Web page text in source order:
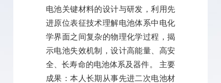
电池关键材料的设计与研发，利用先
进原位表征技术理解电池体系中电化
学界面之间复杂的物理化学过程，揭
示电池失效机制，设计高能量、高安
全、长寿命的电池体系及器件。 主要
成果：本人长期从事先进二次电池材